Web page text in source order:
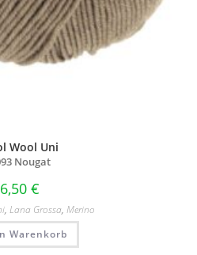
Wool Uni
Nougat
6,50 €
, Lana Grossa, Merino
Warenkorb